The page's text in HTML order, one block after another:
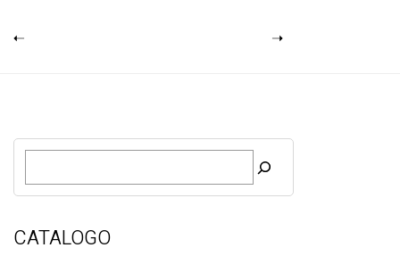
R
c
rCATALOGO